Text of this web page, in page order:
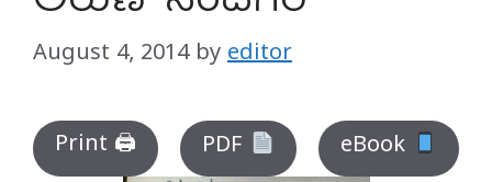
August 4, 2014 by editor
Print 🖨 PDF eBook